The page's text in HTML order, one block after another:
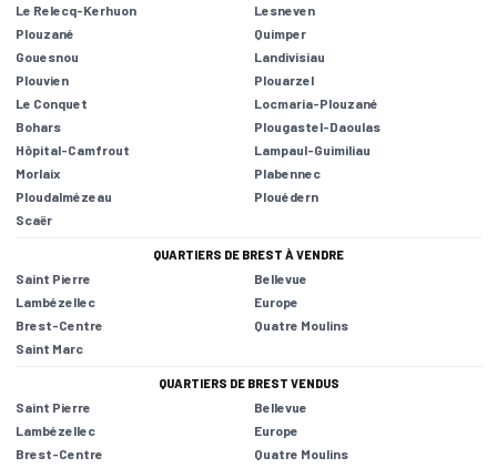
Le Relecq-Kerhuon
Lesneven
Plouzané
Quimper
Gouesnou
Landivisiau
Plouvien
Plouarzel
Le Conquet
Locmaria-Plouzané
Bohars
Plougastel-Daoulas
Hôpital-Camfrout
Lampaul-Guimiliau
Morlaix
Plabennec
Ploudalmézeau
Plouédern
Scaër
QUARTIERS DE BREST À VENDRE
Saint Pierre
Bellevue
Lambézellec
Europe
Brest-Centre
Quatre Moulins
Saint Marc
QUARTIERS DE BREST VENDUS
Saint Pierre
Bellevue
Lambézellec
Europe
Brest-Centre
Quatre Moulins